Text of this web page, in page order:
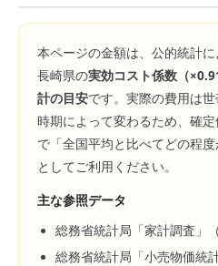
本ページの金額は、公的統計に
長崎県の実効コスト係数（×
計の目安です。実際の費用は
時期によって変わるため、確
で「全国平均と比べてどの程
としてご利用ください。
主な参照データ
総務省統計局「家計調査」
総務省統計局「小売物価統